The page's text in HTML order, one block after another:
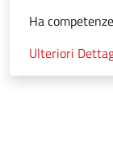
Ha
Ulteriori